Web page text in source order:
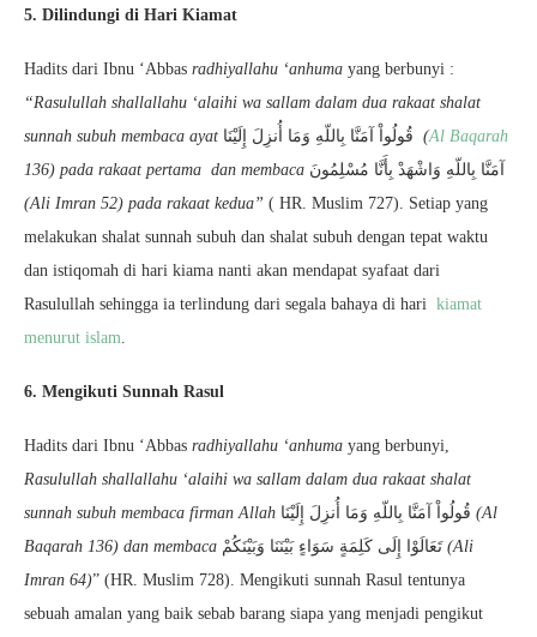
5. Dilindungi di Hari Kiamat
Hadits dari Ibnu ‘Abbas radhiyallahu ‘anhuma yang berbunyi :
“Rasulullah shallallahu ‘alaihi wa sallam dalam dua rakaat shalat
sunnah subuh membaca ayat
(Al Baqarah
136) pada rakaat pertama dan membaca
(Ali Imran 52) pada rakaat kedua” ( HR. Muslim 727). Setiap yang
melakukan shalat sunnah subuh dan shalat subuh dengan tepat waktu
dan istiqomah di hari kiama nanti akan mendapat syafaat dari
Rasulullah sehingga ia terlindung dari segala bahaya di hari kiamat
menurut islam.
6. Mengikuti Sunnah Rasul
Hadits dari Ibnu ‘Abbas radhiyallahu ‘anhuma yang berbunyi,
Rasulullah shallallahu ‘alaihi wa sallam dalam dua rakaat shalat
sunnah subuh membaca firman Allah
(Al
Baqarah 136) dan membaca تَعَالَوْا إِلَى كَلِمَةٍ سَوَاءٍ بَيْنَنَا وَبَيْنَكُمْ(Ali
Imran 64)” (HR. Muslim 728). Mengikuti sunnah Rasul tentunya
sebuah amalan yang baik sebab barang siapa yang menjadi pengikut